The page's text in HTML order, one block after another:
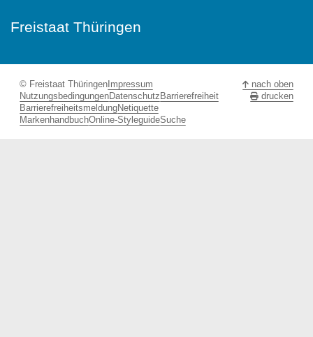
Freistaat Thüringen
© Freistaat Thüringen Impressum
NutzungsbedingungenDatenschutz Barrierefreiheit
BarrierefreiheitsmeldungNetiquette
MarkenhandbuchOnline-StyleguideSuche
nach oben
drucken